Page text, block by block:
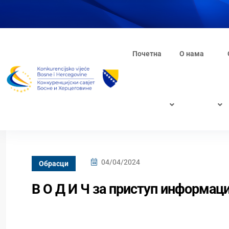
Почетна О нама
Oбрасци 04/04/2024
В О Д И Ч за приступ